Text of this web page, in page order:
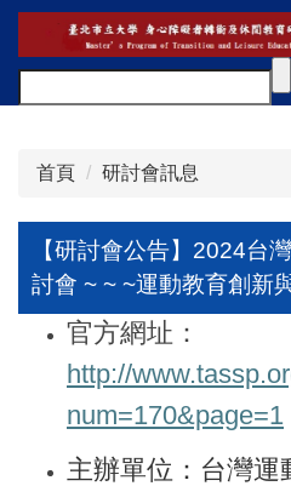
跳
主
要
首頁 研討會訊息
【研討會公告】2024台
討會 ~ ~ ~運動教育創新
官方網址：
http://
num=170&page=1
主辦單位：台灣運